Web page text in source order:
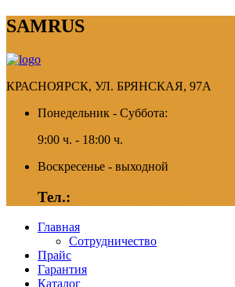
SAMRUS
КРАСНОЯРСК, УЛ. БРЯНСКАЯ, 97А
Понедельник - Суббота:
9:00 ч. - 18:00 ч.
Воскресенье - выходной
Тел.:
Главная
Сотрудничество
Прайс
Гарантия
Каталог